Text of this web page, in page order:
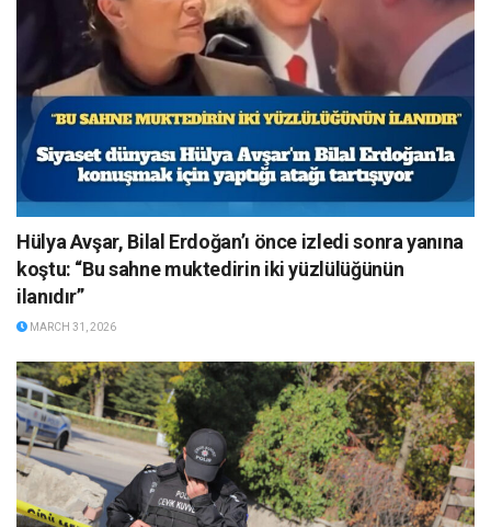
Hülya Avşar, Bilal Erdoğan’ı önce izledi sonra yanına
koştu: “Bu sahne muktedirin iki yüzlülüğünün
ilanıdır”
MARCH 31, 2026